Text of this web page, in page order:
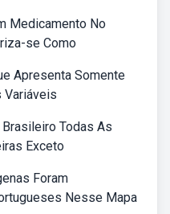
Medicamento No
se Como
Apresenta Somente
Variáveis
Todas As
Exceto
Foram
Nesse Mapa